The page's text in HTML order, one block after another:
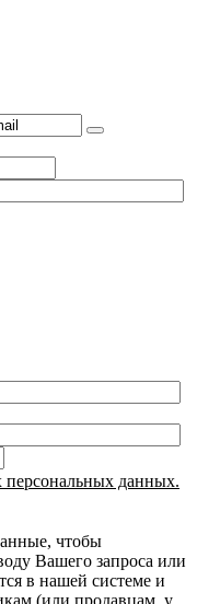
персональных данных.
чтобы
Вашего запроса или
в нашей системе и
(или продавцам, у